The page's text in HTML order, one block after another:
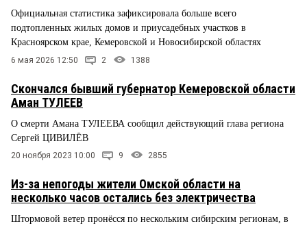
Официальная статистика зафиксировала больше всего
подтопленных жилых домов и приусадебных участков в
Красноярском крае, Кемеровской и Новосибирской областях
6 мая 2026 12:50 2 1388
Скончался бывший губернатор Кемеровской области
Аман ТУЛЕЕВ
О смерти Амана ТУЛЕЕВА сообщил действующий глава региона
Сергей ЦИВИЛЁВ
20 ноября 2023 10:00 9 2855
Из-за непогоды жители Омской области на
несколько часов остались без электричества
Штормовой ветер пронёсся по нескольким сибирским регионам, в